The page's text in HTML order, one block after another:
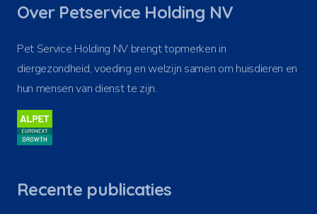
Over Petservice Holding NV
Pet Service Holding NV brengt topmerken in
diergezondheid, voeding en welzijn samen om huisdieren en
hun mensen van dienst te zijn.
Recente publicaties